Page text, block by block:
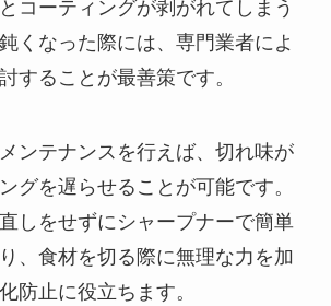
コーティングが剥がれてしまう
くなった際には、専門業者によ
することが最善策です。
ンテナンスを行えば、切れ味が
グを遅らせることが可能です。
しをせずにシャープナーで簡単
、食材を切る際に無理な力を加
防止に役立ちます。